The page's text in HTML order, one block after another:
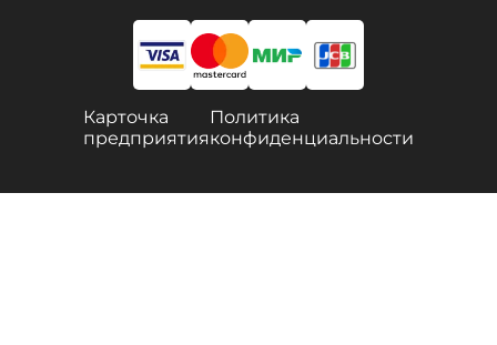
Карточка
предприятия
Политика
конфиденциальности